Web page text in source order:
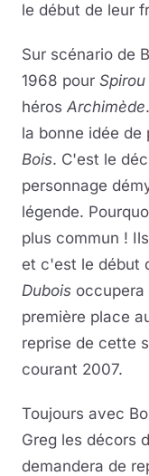
le début de leur
Sur scénario de
1968 pour Spirou
héros Archimède
la bonne idée de
Bois. C'est le
personnage
légende.
plus commun !
et c'est le début
Dubois occupera
première place
reprise de cette
courant 2007.
Toujours avec
Greg les décors
demandera de